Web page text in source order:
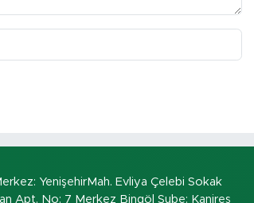
YenişehirMah. Evliya Çelebi Sokak
Apt. No: 7 Merkez Bingöl Şube: Kanireş